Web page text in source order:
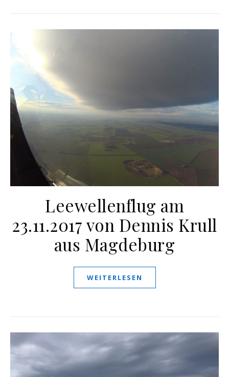
Leewellenflug am
23.11.2017 von Dennis Krull
aus Magdeburg
WEITERLESEN